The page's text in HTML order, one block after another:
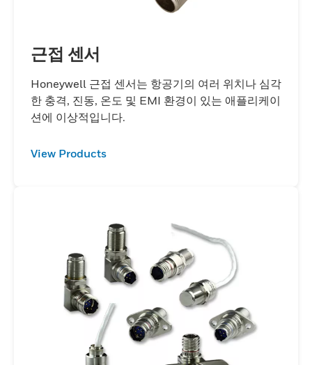
근접 센서
Honeywell 근접 센서는 항공기의 여러 위치나 심각
한 충격, 진동, 온도 및 EMI 환경이 있는 애플리케이
션에 이상적입니다.
View Products